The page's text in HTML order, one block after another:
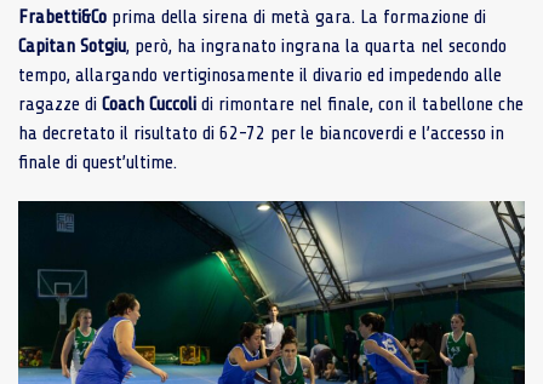
Frabetti&Co prima della sirena di metà gara. La formazione di
Capitan Sotgiu, però, ha ingranato ingrana la quarta nel secondo
tempo, allargando vertiginosamente il divario ed impedendo alle
ragazze di Coach Cuccoli di rimontare nel finale, con il tabellone che
ha decretato il risultato di 62-72 per le biancoverdi e l’accesso in
finale di quest’ultime.